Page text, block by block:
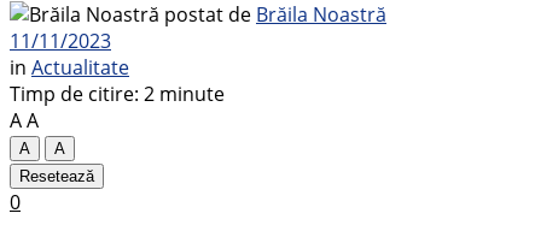
postat de Brăila Noastră
11/11/2023
in Actualitate
Timp de citire: 2 minute
AA
A
A
Resetează
0